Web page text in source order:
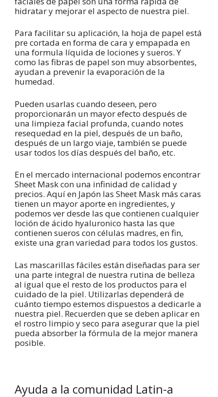
hidratar y mejorar el aspecto de nuestra piel.
Para facilitar su aplicación, la hoja de papel está
pre cortada en forma de cara y empapada en
una formula líquida de lociones y sueros. Y
como las fibras de papel son muy absorbentes,
ayudan a prevenir la evaporación de la
humedad.
Pueden usarlas cuando deseen, pero
proporcionarán un mayor efecto después de
una limpieza facial profunda, cuando notes
resequedad en la piel, después de un baño,
después de un largo viaje, también se puede
usar todos los días después del baño, etc.
En el mercado internacional podemos encontrar
Sheet Mask con una infinidad de calidad y
precios. Aquí en Japón las Sheet Mask más caras
tienen un mayor aporte en ingredientes, y
podemos ver desde las que contienen cualquier
loción de ácido hyaluronico hasta las que
contienen sueros con células madres, en fin,
existe una gran variedad para todos los gustos.
Las mascarillas fáciles están diseñadas para ser
una parte integral de nuestra rutina de belleza
al igual que el resto de los productos para el
cuidado de la piel. Utilizarlas dependerá de
cuánto tiempo estemos dispuestos a dedicarle a
nuestra piel. Recuerden que se deben aplicar en
el rostro limpio y seco para asegurar que la piel
pueda absorber la fórmula de la mejor manera
posible.
Ayuda a la comunidad Latin-a